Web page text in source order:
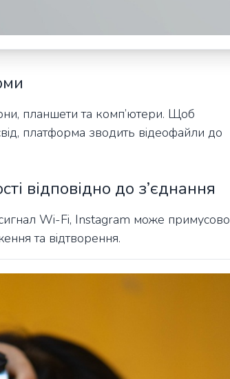
планшети та комп’ютери. Щоб
платформа зводить відеофайли до
відповідно до з’єднання
Wi-Fi, Instagram може примусово
та відтворення.